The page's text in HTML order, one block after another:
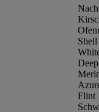
Flint